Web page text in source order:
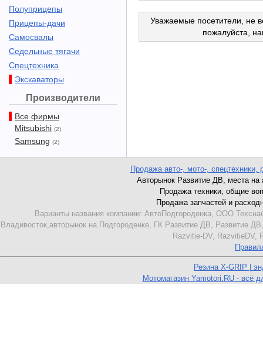
Полуприцепы
Прицепы-дачи
Самосвалы
Седельные тягачи
Спецтехника
Экскаваторы
Производители
Все фирмы
Mitsubishi (2)
Samsung (2)
Уважаемые посетители, не
пожалуйста,
Продажа авто-, мото-, спецтехники,
Авторынок Развитие ДВ, места на
Продажа техники, общие
Продажа запчастей и
Варианты названия компании: АвтоПодгороденка, ООО
Владивосток,авторынок на Подгороденке, ГК Развитие ДВ,
Razvitie-DV, RazvitieDV,
Резина X-GRIP |
Мотомагазин Yamotori.RU - всё